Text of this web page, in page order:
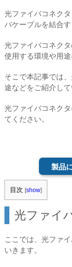
光ファイバコネク
バケーブルを結合す
光ファイバコネク
使用する環境や用
そこで本記事では
途などをご紹介して
光ファイバコネク
てください。
製品
目次 [show]
光ファイ
ここでは、光ファ
いきます。